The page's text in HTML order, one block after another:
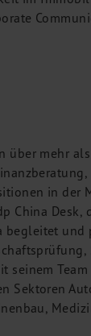
über mehr
in der
China Desk,
begleitet und
seinem
Sektoren